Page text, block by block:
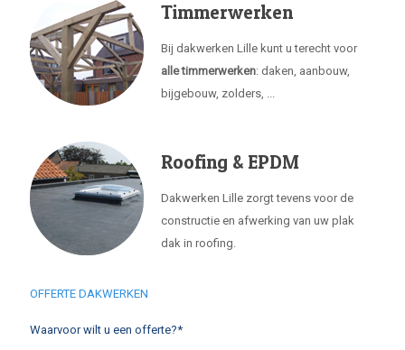
Timmerwerken
Bij dakwerken Lille kunt u terecht voor
alle timmerwerken: daken, aanbouw,
bijgebouw, zolders, ...
Roofing & EPDM
Dakwerken Lille zorgt tevens voor de
constructie en afwerking van uw plak
dak in roofing.
OFFERTE DAKWERKEN
Waarvoor wilt u een offerte?*